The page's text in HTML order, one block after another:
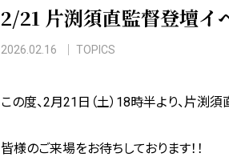
2/21 片渕須直監督登壇イ
2026.02.16 TOPICS
この度、2月21日（土）18時半より、片渕
皆様のご来場をお待ちしております！！